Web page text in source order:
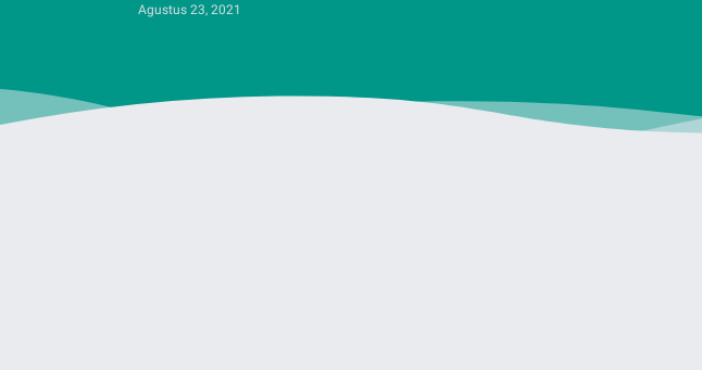
Agustus 23, 2021